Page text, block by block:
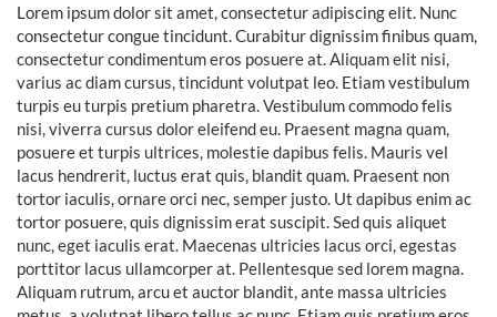
Lorem ipsum dolor sit amet, consectetur adipiscing elit. Nunc
consectetur congue tincidunt. Curabitur dignissim finibus quam,
consectetur condimentum eros posuere at. Aliquam elit nisi,
varius ac diam cursus, tincidunt volutpat leo. Etiam vestibulum
turpis eu turpis pretium pharetra. Vestibulum commodo felis
nisi, viverra cursus dolor eleifend eu. Praesent magna quam,
posuere et turpis ultrices, molestie dapibus felis. Mauris vel
lacus hendrerit, luctus erat quis, blandit quam. Praesent non
tortor iaculis, ornare orci nec, semper justo. Ut dapibus enim ac
tortor posuere, quis dignissim erat suscipit. Sed quis aliquet
nunc, eget iaculis erat. Maecenas ultricies lacus orci, egestas
porttitor lacus ullamcorper at. Pellentesque sed lorem magna.
Aliquam rutrum, arcu et auctor blandit, ante massa ultricies